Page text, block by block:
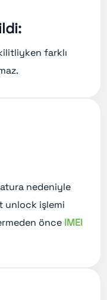
farklı
nedeniyle
unlock işlemi
önce IMEI